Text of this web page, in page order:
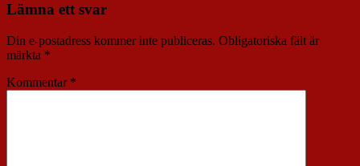
Lämna ett svar
Din e-postadress kommer inte publiceras. Obligatoriska fält är
märkta *
Kommentar *